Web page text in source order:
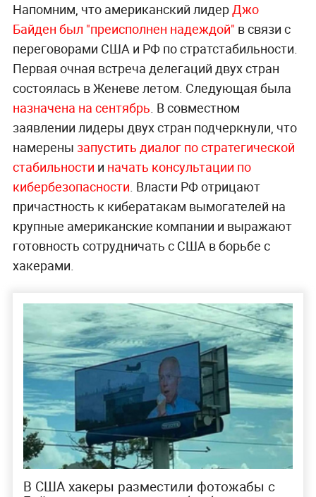
Напомним, что американский лидерДжо
Байден был "преисполнен надеждой" в связи с
переговорами США и РФ по стратстабильности.
Первая очная встреча делегаций двух стран
состоялась в Женеве летом. Следующая была
назначена на сентябрь. В совместном
заявлении лидеры двух стран подчеркнули, что
намерены запустить диалог по стратегической
стабильности и начать консультации по
кибербезопасности. Власти РФ отрицают
причастность к кибератакам вымогателей на
крупные американские компании и выражают
готовность сотрудничать с США в борьбе с
хакерами.
В США хакеры разместили фотожабы с